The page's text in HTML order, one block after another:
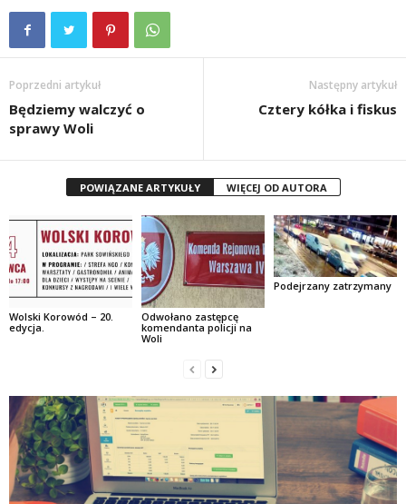
Poprzedni artykuł
Będziemy walczyć o
sprawy Woli
Następny artykuł
Cztery kółka i fiskus
POWIĄZANE ARTYKUŁY WIĘCEJ OD AUTORA
Wolski Korowód – 20.
edycja.
Odwołano zastępcę
komendanta policji na
Woli
Podejrzany zatrzymany